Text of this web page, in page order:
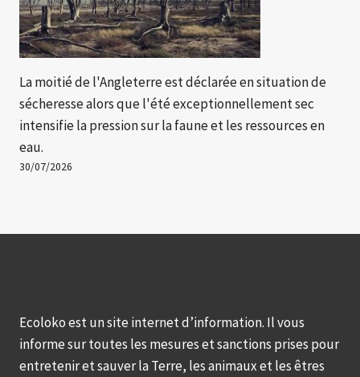
La moitié de l'Angleterre est déclarée en situation de
sécheresse alors que l'été exceptionnellement sec
intensifie la pression sur la faune et les ressources en
eau.
30/07/2026
Ecoloko est un site internet d’information. Il vous
informe sur toutes les mesures et sanctions prises pour
entretenir et sauver la Terre, les animaux et les êtres